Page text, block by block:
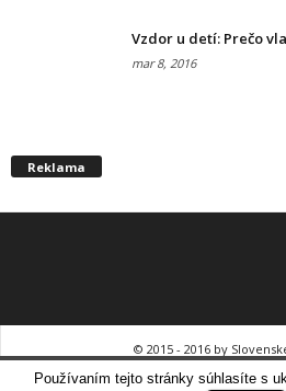
Vzdor u detí: Prečo
mar 8, 2016
Reklama
© 2015 - 2016 by
Hľadáme mamičky
Používaním tejto stránky súhlasíte s